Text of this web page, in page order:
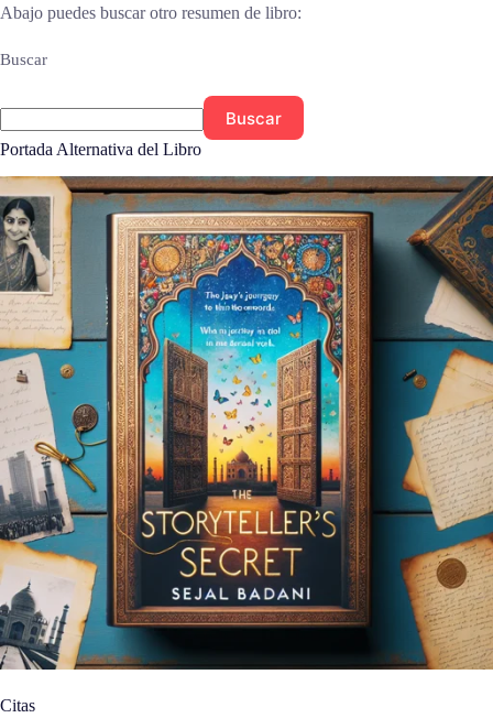
Abajo puedes buscar otro resumen de libro:
Buscar
Buscar
Portada Alternativa del Libro
Citas